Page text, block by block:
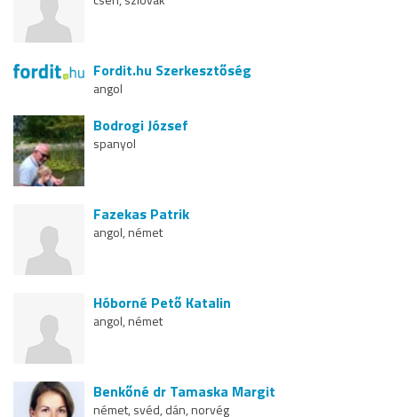
Fordit.hu Szerkesztőség
angol
Bodrogi József
spanyol
Fazekas Patrik
angol, német
Hóborné Pető Katalin
angol, német
Benkőné dr Tamaska Margit
német, svéd, dán, norvég